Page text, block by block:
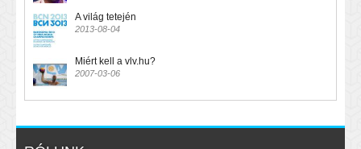
A világ tetején
2013-08-04
Miért kell a vlv.hu?
2007-03-06